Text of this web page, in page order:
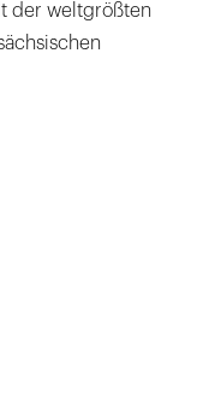
der weltgrößten